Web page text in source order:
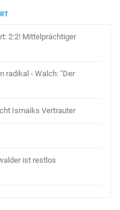
2:2! Mittelprächtiger
radikal - Walch: "Der
Ismaiks Vertrauter
ist restlos